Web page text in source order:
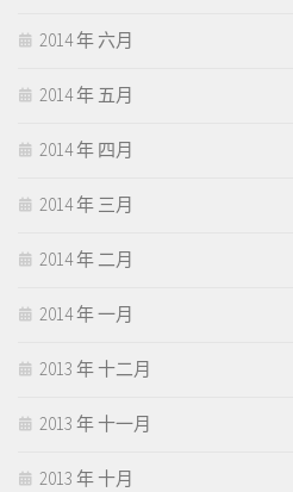
2014 年 六月
2014 年 五月
2014 年 四月
2014 年 三月
2014 年 二月
2014 年 一月
2013 年 十二月
2013 年 十一月
2013 年 十月